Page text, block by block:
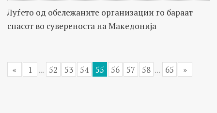
Луѓето од обележаните организации го бараат
спасот во сувереноста на Македонија
« 1 ... 52 53 54 55 56 57 58 ... 65 »